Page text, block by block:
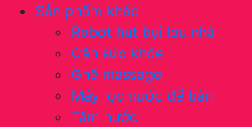
Sản phẩm khác
Robot hút bụi lau nhà
Cân sức khỏe
Ghế massage
Máy lọc nước để bàn
Tăm nước